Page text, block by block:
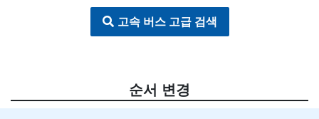
고속 버스 고급 검색
순서 변경